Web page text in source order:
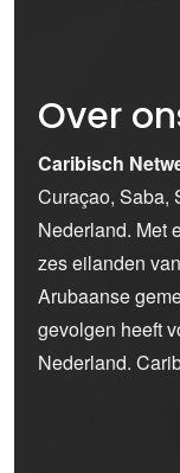
Over
Caribisch
Curaçao, Saba,
Nederland. Met
zes eilanden
Arubaanse
gevolgen heeft
Nederland.